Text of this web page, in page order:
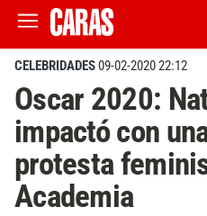
CELEBRIDADES09-02-2020 22:12
Oscar 2020:
impactó con
protesta
Academia